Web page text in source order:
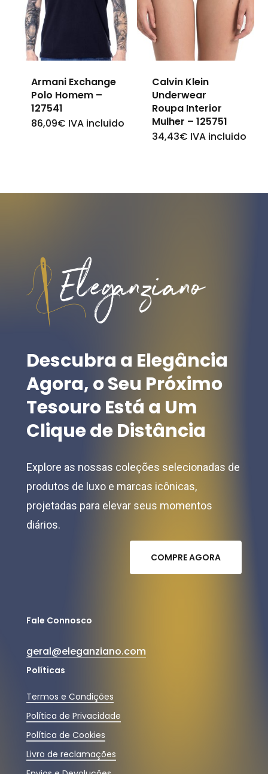
options
be
chosen
on
the
options
on
the
product
Armani Exchange
Polo Homem –
127541
86,09€ IVA incluido
This
may
be
chosen
on
product
Calvin Klein
Underwear
Roupa Interior
Mulher – 125751
34,43€ IVA incluido
This
multiple
product
page
Descubra a Elegância
Agora,oSeu Próximo
TesouroEstá a Um
CliquedeDistância
Explore as nossas coleções selecionadas de
produtos de luxo e marcas icônicas,
projetadas para elevar seus momentos
diários.
COMPREAGORA
Fale Connosco
geral@eleganziano.com
Políticas
Termos e Condições
Política de Privacidade
Política de Cookies
Livro de reclamações